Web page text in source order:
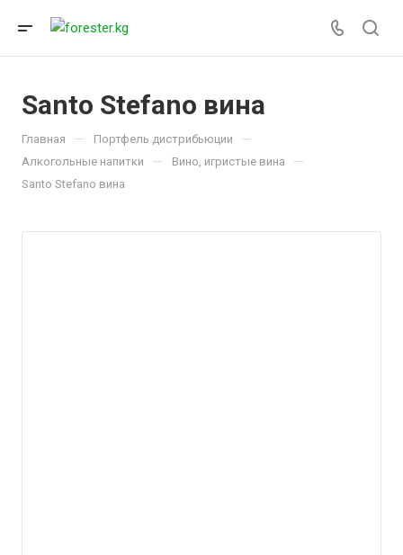
Santo Stefano вина
Главная — Портфель дистрибьюции —
Алкогольные напитки — Вино, игристые вина —
Santo Stefano вина